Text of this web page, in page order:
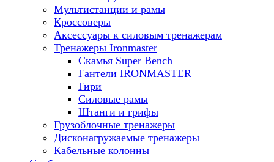
Мультистанции и рамы
Кроссоверы
Аксессуары к силовым тренажерам
Тренажеры Ironmaster
Скамья Super Bench
Гантели IRONMASTER
Гири
Силовые рамы
Штанги и грифы
Грузоблочные тренажеры
Дисконагружаемые тренажеры
Кабельные колонны